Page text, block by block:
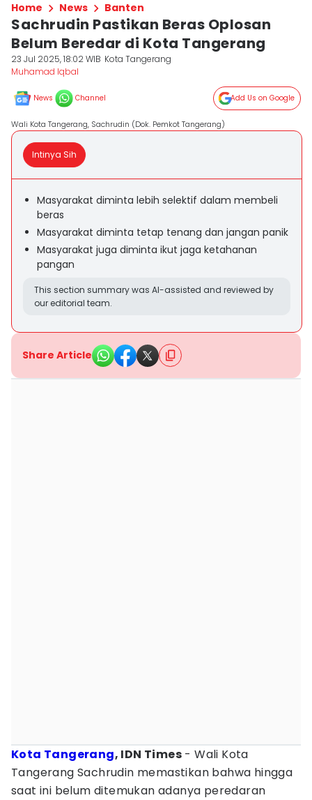
Home News Banten
Sachrudin Pastikan Beras Oplosan
Belum Beredar di Kota Tangerang
23 Jul 2025, 18:02 WIB Kota Tangerang
Muhamad Iqbal
News Channel Add Us on Google
Wali Kota Tangerang, Sachrudin (Dok. Pemkot Tangerang)
Intinya Sih
Masyarakat diminta lebih selektif dalam membeli
beras
Masyarakat diminta tetap tenang dan jangan panik
Masyarakat juga diminta ikut jaga ketahanan
pangan
This section summary was AI-assisted and reviewed by
our editorial team.
Share Article
Kota Tangerang, IDN Times - Wali Kota
Tangerang Sachrudin memastikan bahwa hingga
saat ini belum ditemukan adanya peredaran